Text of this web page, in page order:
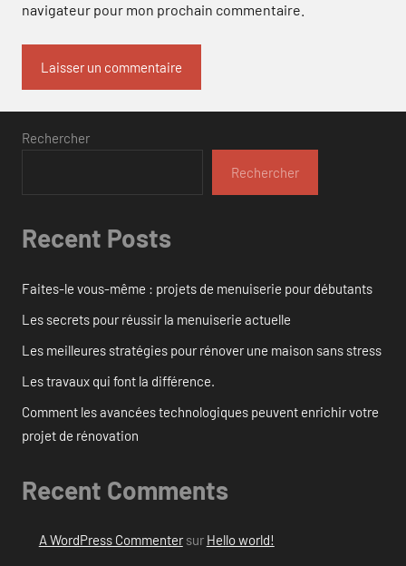
navigateur pour mon prochain commentaire.
Rechercher
Rechercher
Recent Posts
Faites-le vous-même : projets de menuiserie pour débutants
Les secrets pour réussir la menuiserie actuelle
Les meilleures stratégies pour rénover une maison sans stress
Les travaux qui font la différence.
Comment les avancées technologiques peuvent enrichir votre
projet de rénovation
Recent Comments
A WordPress Commentersur Hello world!